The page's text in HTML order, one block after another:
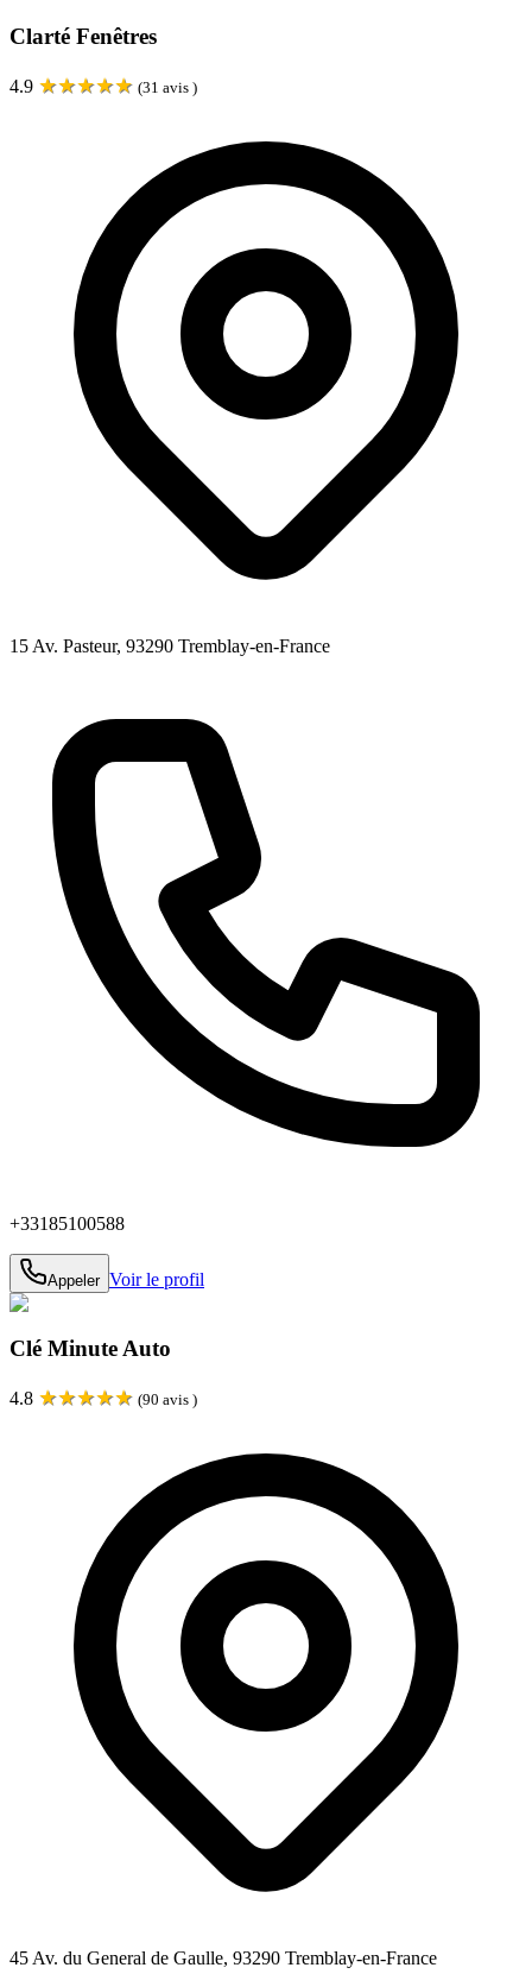
Clarté Fenêtres
4.9 ★★★★★ (31 avis )
15 Av. Pasteur, 93290 Tremblay-en-France
+33185100588
Appeler Voir le profil
Clé Minute Auto
4.8 ★★★★★ (90 avis )
45 Av. du General de Gaulle, 93290 Tremblay-en-France